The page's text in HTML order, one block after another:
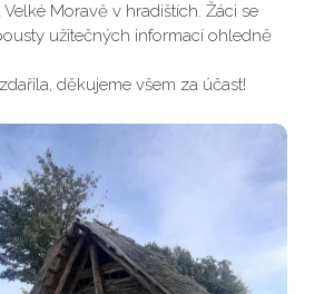
Moravě v hradištích. Žáci se
užitečných informací ohledně
děkujeme všem za účast!